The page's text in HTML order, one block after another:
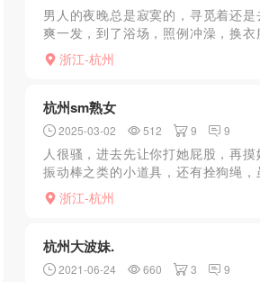
男人的夜晚总是寂寞的，寻觅着还是
爽一发，到了浴场，照例冲澡，换衣
楼，服务小哥毕恭毕恭敬领着你进包
了老熟人，妈蛋，跟技师混熟悉后，
浙江-杭州
杭州sm熟女
2025-03-02 512 9 9
人很骚，进去先让你打她屁股，再
振动棒之类的小道具，还有拴狗绳，
确实稍大一点，但b里还是水多，而
嗑，
浙江-杭州
杭州大波妹.
2021-06-24 660 3 9